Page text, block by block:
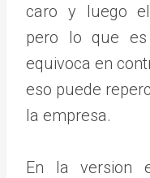
caro y luego el
pero lo que
equivoca en
eso puede
la empresa.
En la version